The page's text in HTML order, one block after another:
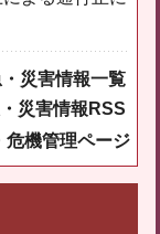
災害情報一覧
災害情報RSS
危機管理ページ